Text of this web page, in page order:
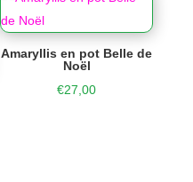
Amaryllis en pot Belle de
Noël
€27,00